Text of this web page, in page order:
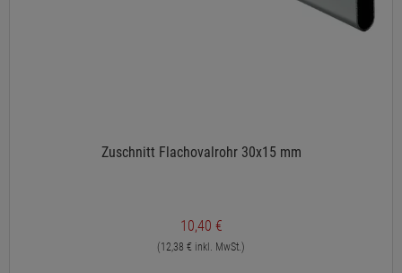
Zuschnitt Flachovalrohr 30x15 mm
10,40 €
(12,38 € inkl. MwSt.)